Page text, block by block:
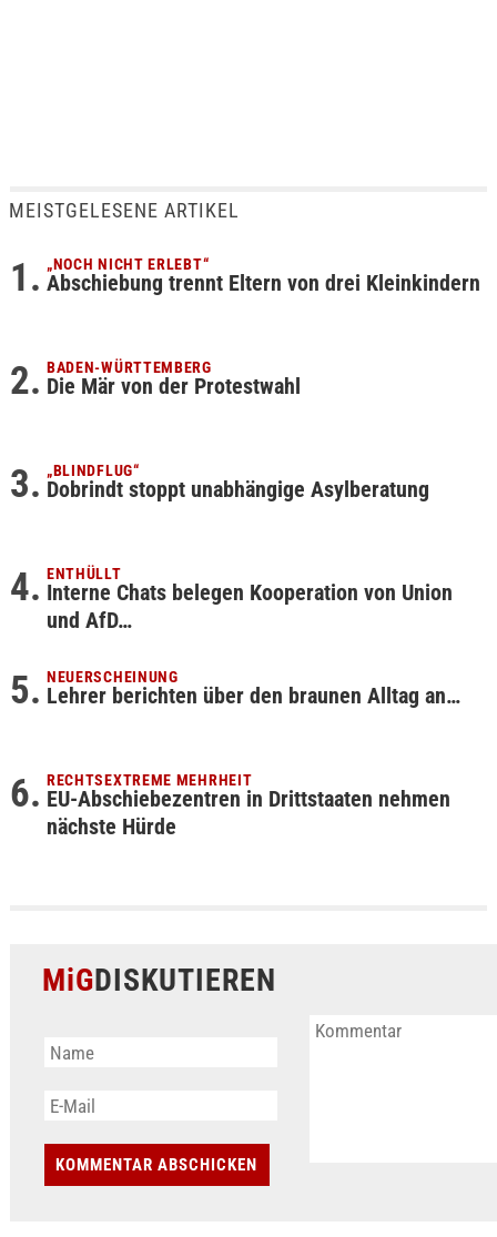
MEISTGELESENE ARTIKEL
„NOCH NICHT ERLEBT“
Abschiebung trennt Eltern von drei Kleinkindern
BADEN-WÜRTTEMBERG
Die Mär von der Protestwahl
„BLINDFLUG“
Dobrindt stoppt unabhängige Asylberatung
ENTHÜLLT
Interne Chats belegen Kooperation von Union
und AfD…
NEUERSCHEINUNG
Lehrer berichten über den braunen Alltag an…
RECHTSEXTREME MEHRHEIT
EU-Abschiebezentren in Drittstaaten nehmen
nächste Hürde
MiGDISKUTIEREN